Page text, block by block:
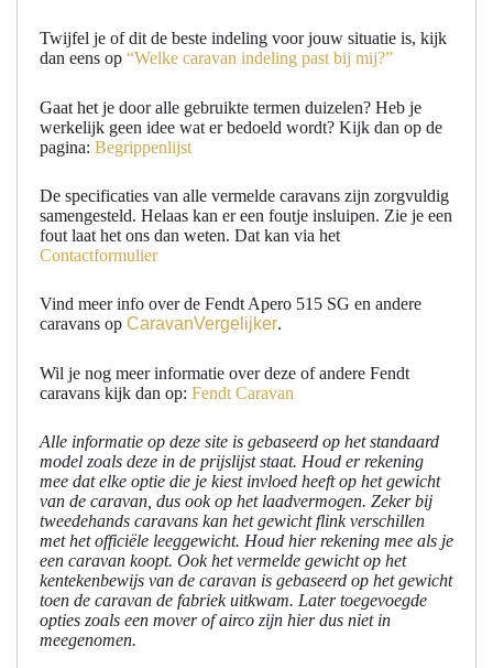
Twijfel je of dit de beste indeling voor jouw situatie is, kijk
dan eens op “Welke caravan indeling past bij mij?”
Gaat het je door alle gebruikte termen duizelen? Heb je
werkelijk geen idee wat er bedoeld wordt? Kijk dan op de
pagina: Begrippenlijst
De specificaties van alle vermelde caravans zijn zorgvuldig
samengesteld. Helaas kan er een foutje insluipen. Zie je een
fout laat het ons dan weten. Dat kan via het
Contactformulier
Vind meer info over de Fendt Apero 515 SG en andere
caravans op CaravanVergelijker.
Wil je nog meer informatie over deze of andere Fendt
caravans kijk dan op: Fendt Caravan
Alle informatie op deze site is gebaseerd op het standaard
model zoals deze in de prijslijst staat. Houd er rekening
mee dat elke optie die je kiest invloed heeft op het gewicht
van de caravan, dus ook op het laadvermogen. Zeker bij
tweedehands caravans kan het gewicht flink verschillen
met het officiële leeggewicht. Houd hier rekening mee als je
een caravan koopt. Ook het vermelde gewicht op het
kentekenbewijs van de caravan is gebaseerd op het gewicht
toen de caravan de fabriek uitkwam. Later toegevoegde
opties zoals een mover of airco zijn hier dus niet in
meegenomen.